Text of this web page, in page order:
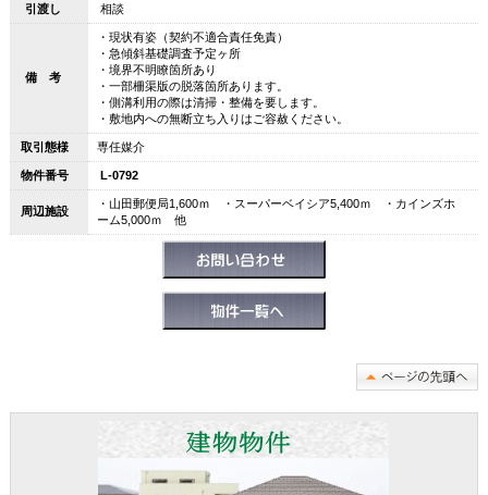
引渡し 相談
備 考
・現状有姿（契約不適合責任免責）
・急傾斜基礎調査予定ヶ所
・境界不明瞭箇所あり
・一部柵渠版の脱落箇所あります。
・側溝利用の際は清掃・整備を要します。
・敷地内への無断立ち入りはご容赦ください。
取引態様 専任媒介
物件番号 L-0792
周辺施設
・山田郵便局1,600ｍ ・スーパーベイシア5,400ｍ ・カインズホ
ーム5,000ｍ 他